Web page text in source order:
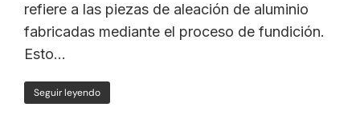
refiere a las piezas de aleación de aluminio
fabricadas mediante el proceso de fundición.
Esto…
Seguir leyendo